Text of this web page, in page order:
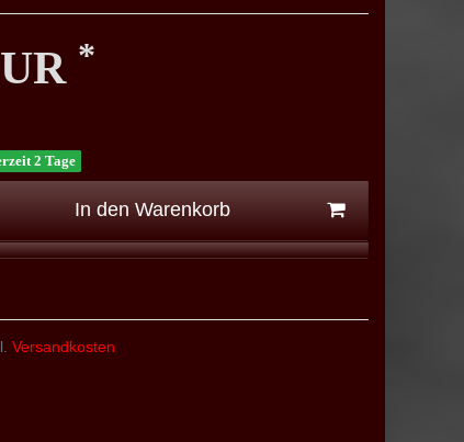
*
2 Tage
In den Warenkorb
Versandkosten